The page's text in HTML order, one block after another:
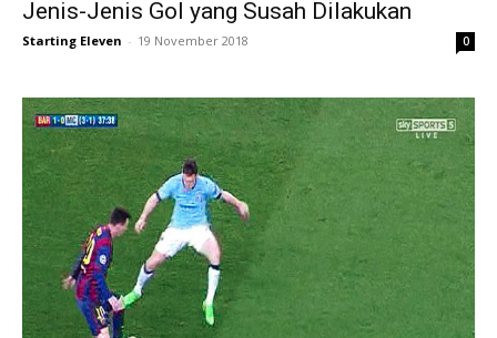
Jenis-Jenis Gol yang Susah Dilakukan
Starting Eleven - 19 November 2018 0